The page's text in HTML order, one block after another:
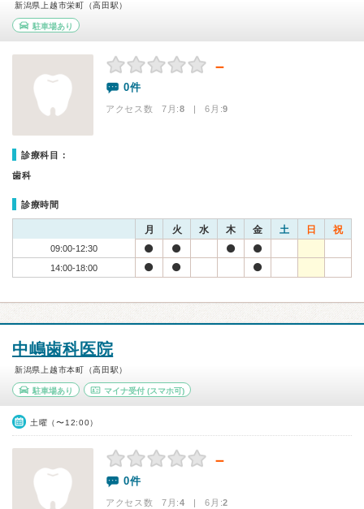
新潟県上越市栄町（高田駅）
駐車場あり
－
0件
アクセス数 7月:8 | 6月:9
診療科目：
歯科
診療時間
月 火 水 木 金 土 日 祝
09:00-12:30
14:00-18:00
中嶋歯科医院
新潟県上越市本町（高田駅）
駐車場あり マイナ受付(スマホ可)
土曜（〜12:00）
－
0件
アクセス数 7月:4 | 6月:2